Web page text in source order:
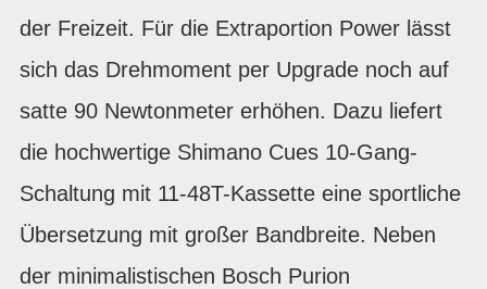
der Freizeit. Für die Extraportion Power lässt
sich das Drehmoment per Upgrade noch auf
satte 90 Newtonmeter erhöhen. Dazu liefert
die hochwertige Shimano Cues 10-Gang-
Schaltung mit 11-48T-Kassette eine sportliche
Übersetzung mit großer Bandbreite. Neben
der minimalistischen Bosch Purion